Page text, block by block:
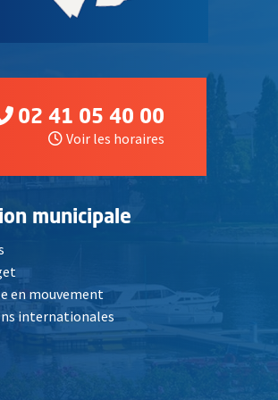
02 41 05 40 00
Voir les horaires
municipale
en mouvement
internationales